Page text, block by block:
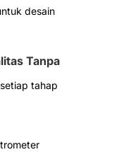
desain
Tanpa
tahap